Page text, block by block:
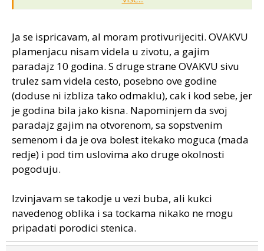
ljeta(08.i09.mj) vrlo je riskantan zbog opisanih bolesti
zato preporučam da idete u raniju proizvodnju (berba
07.mj) i uz upotrebu preventivnih fungicida(po potrebi
uz savjet stručnjaka).
Što se tiče buba, to su stjenice koje napadaju plod
rajčice, a najopasnije su kada izađu iz jaja i onako
sićušne na plodu sisaju i rade štetu.Na manjim
površinama kada ih primjetite na plodu lako ih zgnječite
a na većim površinama postoji pripravak za njihovo
suzbijanje.
Eto to je moje mišljenje,a sve ostalo što je kolega
Ja se ispricavam, al moram protivurijeciti. OVAKVU
plamenjacu nisam videla u zivotu, a gajim
paradajz 10 godina. S druge strane OVAKVU sivu
trulez sam videla cesto, posebno ove godine
(doduse ni izbliza tako odmaklu), cak i kod sebe, jer
je godina bila jako kisna. Napominjem da svoj
paradajz gajim na otvorenom, sa sopstvenim
semenom i da je ova bolest itekako moguca (mada
redje) i pod tim uslovima ako druge okolnosti
pogoduju.
Izvinjavam se takodje u vezi buba, ali kukci
navedenog oblika i sa tockama nikako ne mogu
pripadati porodici stenica.